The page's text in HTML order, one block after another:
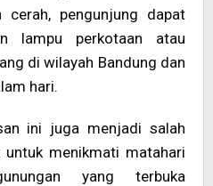
pengunjung dapat
lampu perkotaan atau
di wilayah Bandung dan
hari.
ini juga menjadi salah
menikmati matahari
yang terbuka